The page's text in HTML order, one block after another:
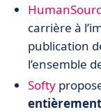
carrière à
publication
l’ensemble
Softy